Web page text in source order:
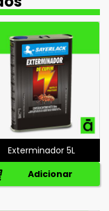
Exterminador 5L
Adicionar